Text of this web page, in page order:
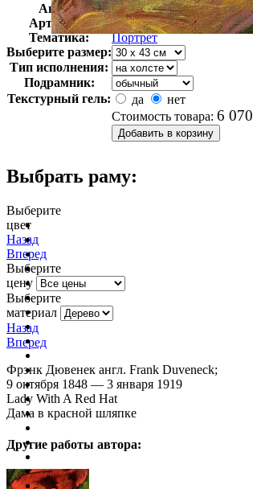
Автор:
Дювенек Фрэнк
Арт-стиль
Немецкая живопись
Тематика:
Портрет
Выберите размер:
Тип исполнения:
Подрамник:
Текстурный гель:
да
нет
Стоимость товара: 6 070
Выбрать раму:
Выберите
цвет
Назад
Вперед
Выберите
цену
Выберите
материал
Назад
Вперед
Фрэнк Дювенек англ. Frank Duveneck;
9 октября 1848 — 3 января 1919
Lady With A Red Hat
Дама в красной шляпке
Другие работы автора: